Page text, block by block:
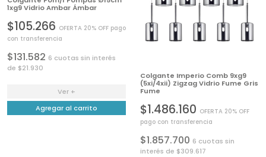
1xg9 Vidrio Ambar Ámbar
$105.266 OFERTA 20% OFF pago
con transferencia
$131.582 6 cuotas sin interés
de $21.930
Ver +
Agregar al carrito
Colgante Imperio Comb 9xg9
(5xi/4xii) Zigzag Vidrio Fume Gris
Fume
$1.486.160 OFERTA 20% OFF
pago con transferencia
$1.857.700 6 cuotas sin
interés de $309.617